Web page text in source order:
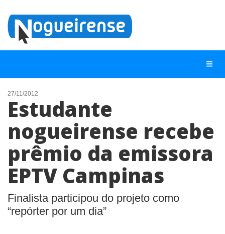
NOTÍCIAS
LISTA DIGITAL
TELEFONES ÚTEIS
QUEM SOMOS
CONTATO
ANUNCIE
27/11/2012
Estudante
nogueirense recebe
prêmio da emissora
EPTV Campinas
Finalista participou do projeto como
“repórter por um dia”